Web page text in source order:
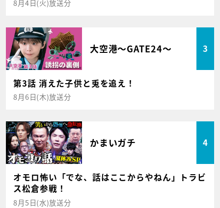
8月4日(火)放送分
大空港～GATE24～ 3
第3話 消えた子供と兎を追え！
8月6日(木)放送分
かまいガチ 4
オモロ怖い「でな、話はここからやねん」トラビ
ス松倉参戦！
8月5日(水)放送分